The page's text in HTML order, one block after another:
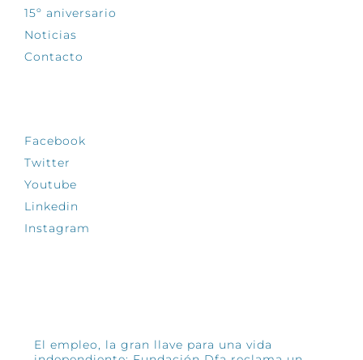
15º aniversario
Noticias
Contacto
Facebook
Twitter
Youtube
Linkedin
Instagram
El empleo, la gran llave para una vida